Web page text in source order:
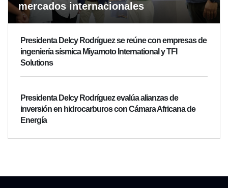
mercados internacionales
Presidenta Delcy Rodríguez se reúne con empresas de
ingeniería sísmica Miyamoto International y TFI
Solutions
Presidenta Delcy Rodríguez evalúa alianzas de
inversión en hidrocarburos con Cámara Africana de
Energía